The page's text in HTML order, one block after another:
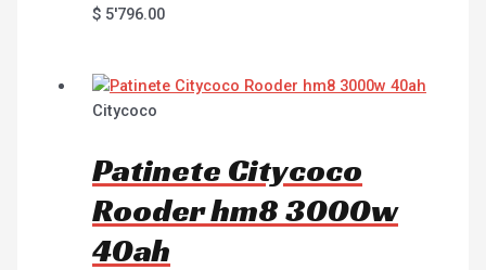
$ 5'796.00
Citycoco
Patinete Citycoco
Rooder hm8 3000w
40ah